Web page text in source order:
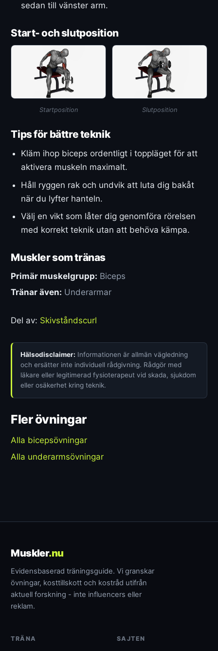
sedan till vänster arm.
Start- och slutposition
Startposition Slutposition
Tips för bättre teknik
Kläm ihop biceps ordentligt i toppläget för att
aktivera muskeln maximalt.
Håll ryggen rak och undvik att luta dig bakåt
när du lyfter hanteln.
Välj en vikt som låter dig genomföra rörelsen
med korrekt teknik utan att behöva kämpa.
Muskler som tränas
Primär muskelgrupp: Biceps
Tränar även: Underarmar
Del av: Skivståndscurl
Hälsodisclaimer: Informationen är allmän vägledning
och ersätter inte individuell rådgivning. Rådgör med
läkare eller legitimerad fysioterapeut vid skada, sjukdom
eller osäkerhet kring teknik.
Fler övningar
Alla bicepsövningar
Alla underarmsövningar
Muskler.nu
Evidensbaserad träningsguide. Vi granskar
övningar, kosttillskott och kostråd utifrån
aktuell forskning - inte influencers eller
reklam.
TRÄNA SAJTEN